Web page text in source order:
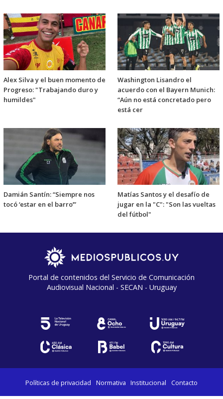
Alex Silva y el buen momento de
Progreso: "Trabajando duro y
humildes"
Washington Lisandro el
acuerdo con el Bayern Munich:
“Aún no está concretado pero
está cer
Damián Santín: “Siempre nos
tocó ‘estar en el barro’”
Matías Santos y el desafío de
jugar en la "C": "Son las vueltas
del fútbol"
Portal de contenidos del Servicio de Comunicación
Audiovisual Nacional - SECAN - Uruguay
Políticas de privacidad Normativa Institucional Contacto